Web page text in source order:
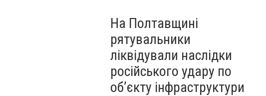
На Полтавщині
рятувальники
ліквідували наслідки
російського удару по
об’єкту інфраструктури